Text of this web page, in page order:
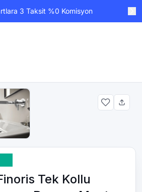
3 Taksit %0 Komisyon
Tek Kollu